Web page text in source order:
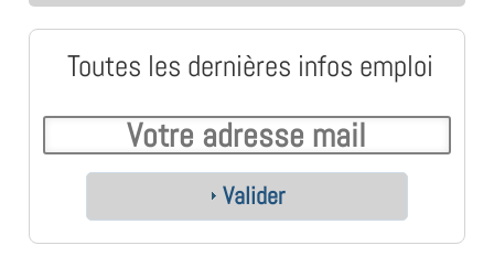
Toutes les dernières infos emploi
Valider